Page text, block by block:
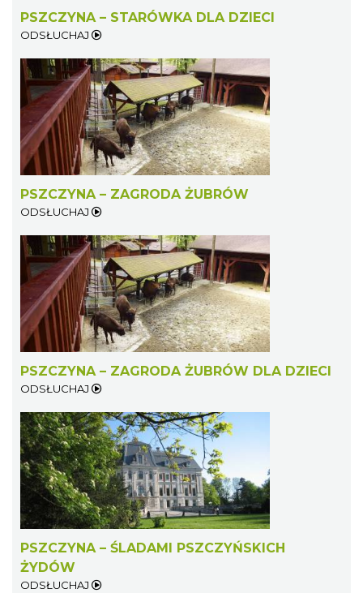
PSZCZYNA – STARÓWKA DLA DZIECI
ODSŁUCHAJ
PSZCZYNA – ZAGRODA ŻUBRÓW
ODSŁUCHAJ
PSZCZYNA – ZAGRODA ŻUBRÓW DLA DZIECI
ODSŁUCHAJ
PSZCZYNA – ŚLADAMI PSZCZYŃSKICH
ŻYDÓW
ODSŁUCHAJ